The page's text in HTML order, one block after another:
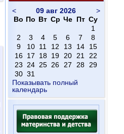
< >
09 авг 2026
Во По Вт Ср Че Пт Су
1
2
3 4 5 6 7
8
9
10 11 12 13 14
15
16 17 18 19 20 21
22
23
24 25 26 27 28
29
30 31
Показывать полный
календарь